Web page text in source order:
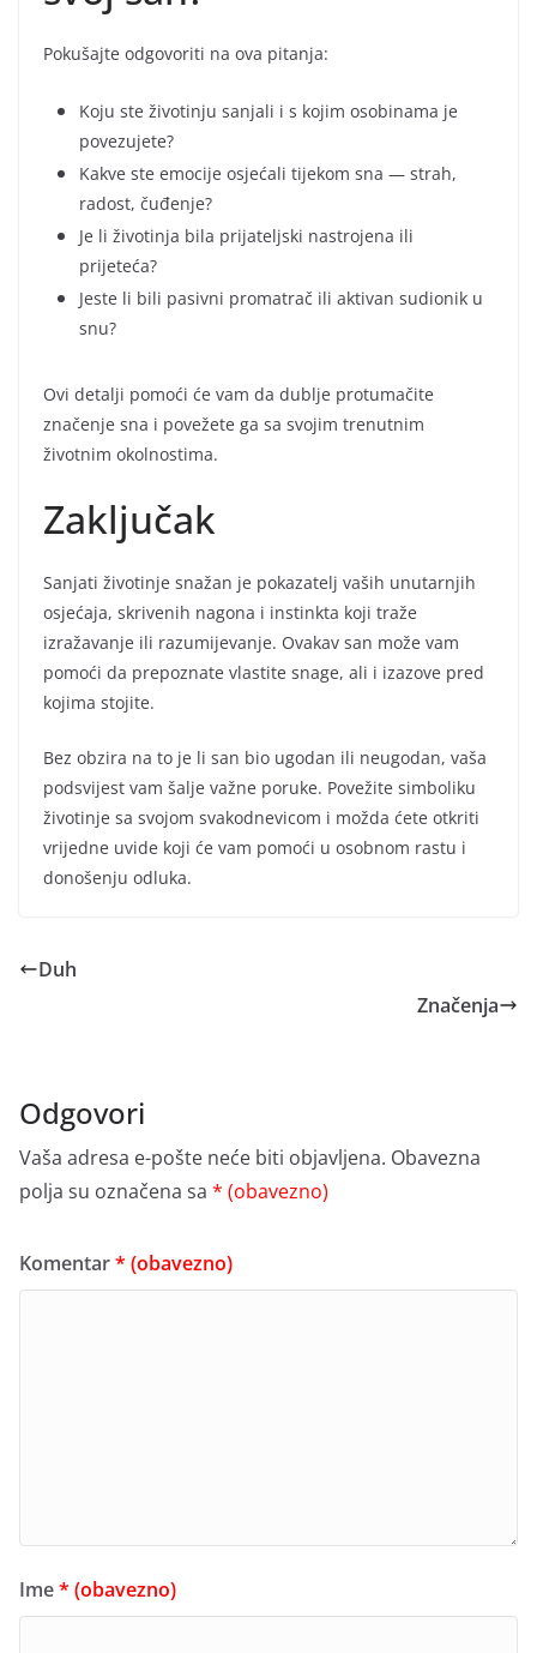
Pokušajte odgovoriti na ova pitanja:
Koju ste životinju sanjali i s kojim osobinama je
povezujete?
Kakve ste emocije osjećali tijekom sna — strah,
radost, čuđenje?
Je li životinja bila prijateljski nastrojena ili
prijeteća?
Jeste li bili pasivni promatrač ili aktivan sudionik u
snu?
Ovi detalji pomoći će vam da dublje protumačite
značenje sna i povežete ga sa svojim trenutnim
životnim okolnostima.
Zaključak
Sanjati životinje snažan je pokazatelj vaših unutarnjih
osjećaja, skrivenih nagona i instinkta koji traže
izražavanje ili razumijevanje. Ovakav san može vam
pomoći da prepoznate vlastite snage, ali i izazove pred
kojima stojite.
Bez obzira na to je li san bio ugodan ili neugodan, vaša
podsvijest vam šalje važne poruke. Povežite simboliku
životinje sa svojom svakodnevicom i možda ćete otkriti
vrijedne uvide koji će vam pomoći u osobnom rastu i
donošenju odluka.
Duh
Značenja
Odgovori
Vaša adresa e-pošte neće biti objavljena. Obavezna
polja su označena sa * (obavezno)
Komentar* (obavezno)
Ime* (obavezno)